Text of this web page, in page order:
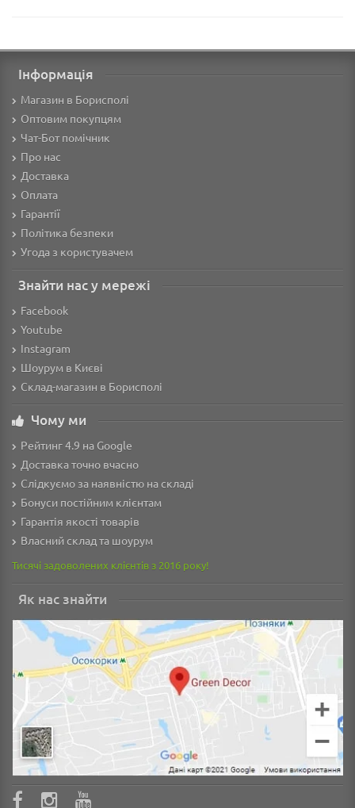
Інформація
Магазин в Борисполі
Оптовим покупцям
Чат-Бот помічник
Про нас
Доставка
Оплата
Гарантії
Політика безпеки
Угода з користувачем
Знайти нас у мережі
Facebook
Youtube
Instagram
Шоурум в Києві
Склад-магазин в Борисполі
Чому ми
Рейтинг 4.9 на Google
Доставка точно вчасно
Слідкуємо за наявністю на складі
Бонуси постійним клієнтам
Гарантія якості товарів
Власний склад та шоурум
Тисячі задоволених клієнтів з 2016 року!
Як нас знайти